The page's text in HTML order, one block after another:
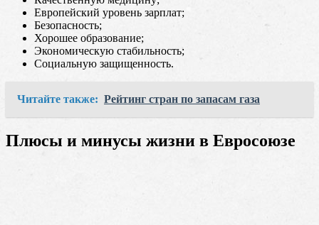
Европейский уровень зарплат;
Безопасность;
Хорошее образование;
Экономическую стабильность;
Социальную защищенность.
Читайте также: Рейтинг стран по запасам газа
Плюсы и минусы жизни в Евросоюзе